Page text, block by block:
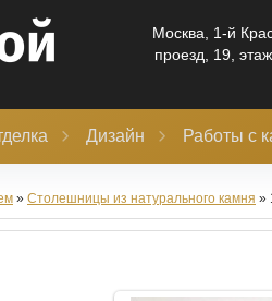
Москва, 1-й
проезд, 19,
Дизайн Работы с
» Столешницы из натурального камня »